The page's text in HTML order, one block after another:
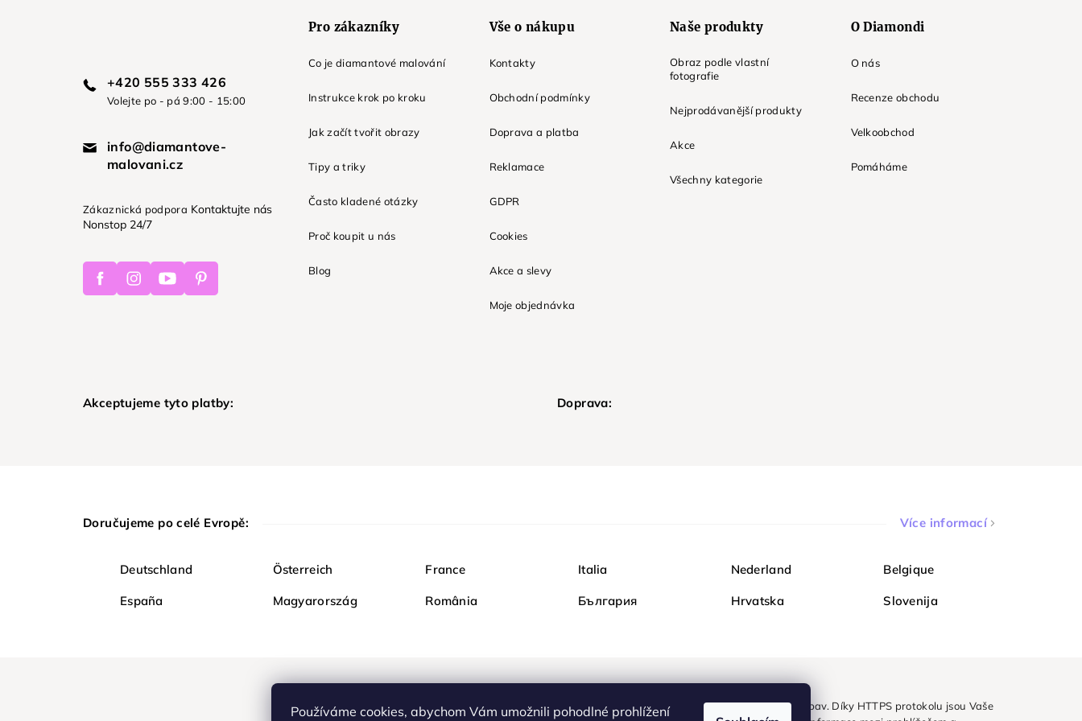
Používáme cookies, abychom Vám umožnili pohodlné prohlížení
+420 555 333 426
Volejte po - pá 9:00 - 15:00
info@diamantove-
malovani.cz
Zákaznická podpora Kontaktujte nás
Nonstop 24/7
FacebookInstagramYoutubePinterest
Pro zákazníky
Co je diamantové malování
Instrukce krok po kroku
Jak začít tvořit obrazy
Tipy a triky
Často kladené otázky
Proč koupit u nás
Blog
Vše o nákupu
Kontakty
Obchodní podmínky
Doprava a platba
Reklamace
GDPR
Cookies
Akce a slevy
Moje objednávka
Naše produkty
Obraz podle vlastní
fotografie
Nejprodávanější produkty
Akce
Všechny kategorie
O Diamondi
O nás
Recenze obchodu
Velkoobchod
Pomáháme
Akceptujeme tyto platby: Doprava:
Doručujeme po celé Evropě: Více informací
Deutschland Österreich France Italia Nederland Belgique
España Magyarország România България Hrvatska Slovenija
Nakupujte na Diamondi bezpečně a bez obav. Díky HTTPS protokolu jsou Vaše